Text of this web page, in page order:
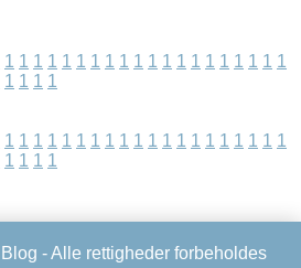
1 1 1 1 1 1 1 1 1 1 1 1 1 1 1 1 1 1 1 1
1 1 1 1
1 1 1 1 1 1 1 1 1 1 1 1 1 1 1 1 1 1 1 1
1 1 1 1
Blog - Alle rettigheder forbeholdes